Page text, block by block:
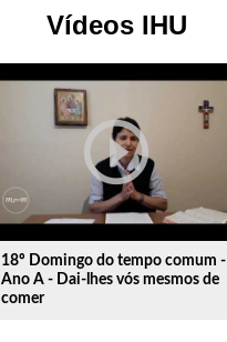
Vídeos IHU
play_circle_outline
18º Domingo do tempo comum -
Ano A - Dai-lhes vós mesmos de
comer